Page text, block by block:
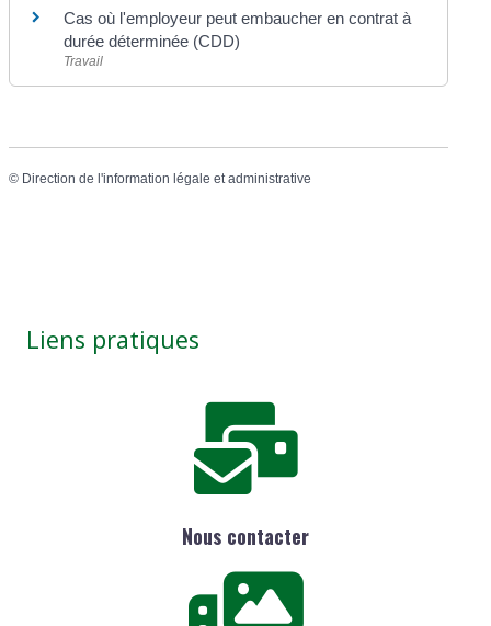
Cas où l'employeur peut embaucher en contrat à
durée déterminée (CDD)
Travail
© Direction de l'information légale et administrative
Liens pratiques
Nous contacter